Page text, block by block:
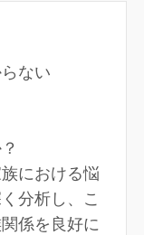
ない
における悩
分析し、こ
係を良好に